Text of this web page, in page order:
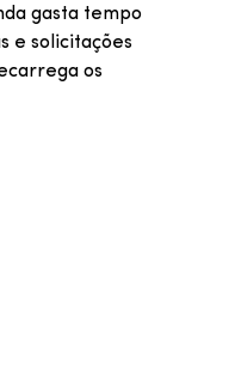
gasta tempo
e solicitações
os